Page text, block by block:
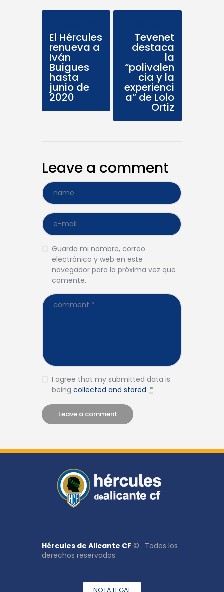
El Hércules
renueva a
Iván
Buigues
hasta
junio de
2020
Tevenet
destaca
la
“polivalen
cia y la
experienci
a” de Lolo
Ortiz
Leave a comment
Guarda mi nombre, correo
electrónico y web en este
navegador para la próxima vez que
comente.
I agree that my submitted data is
being collected and stored.*
Hércules de Alicante CF © . Todos los
derechos reservados.
NOTA LEGAL